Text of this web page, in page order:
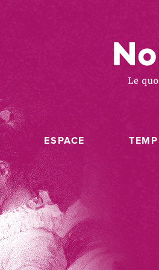
ESPACE